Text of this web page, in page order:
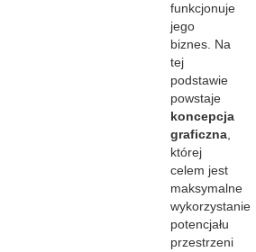
funkcjonuje
jego
biznes. Na
tej
podstawie
powstaje
koncepcja
graficzna
której
celem jest
maksymalne
wykorzystanie
potencjału
przestrzeni